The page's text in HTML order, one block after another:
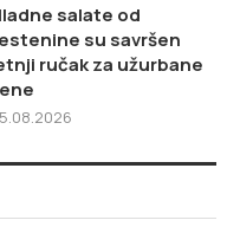
salate od
su savršen
ručak za užurbane